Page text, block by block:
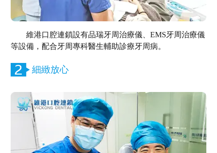
維港口腔連鎖設有品瑞牙周治療儀、EMS牙周治療儀
等設備，配合牙周專科醫生輔助診療牙周病。
細緻放心